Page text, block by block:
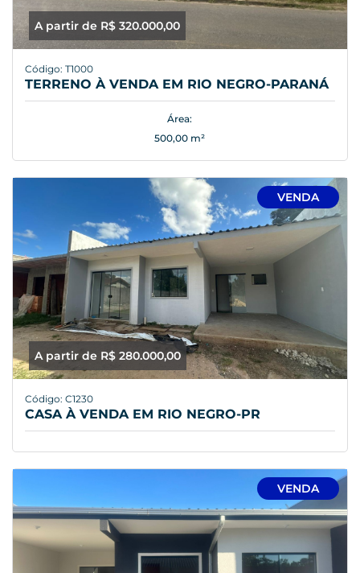
A partir de R$ 320.000,00
Código: T1000
TERRENO À VENDA EM RIO NEGRO-PARANÁ
Área:
500,00 m²
A partir de R$ 280.000,00
VENDA
Código: C1230
CASA À VENDA EM RIO NEGRO-PR
VENDA